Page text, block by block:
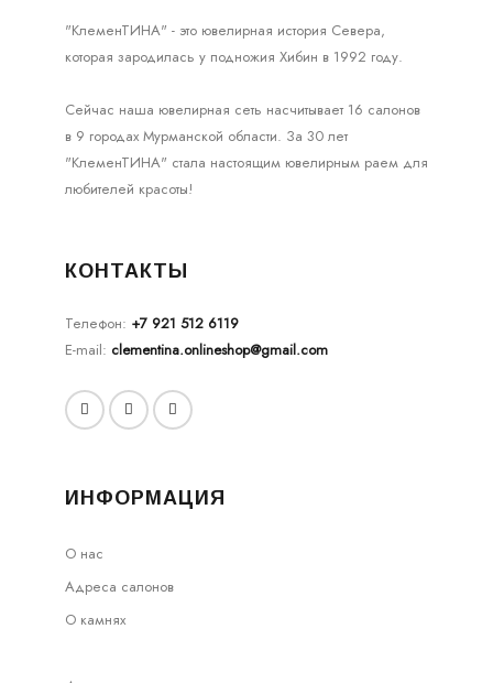
"КлеменТИНА" - это ювелирная история Севера,
которая зародилась у подножия Хибин в 1992 году.
Сейчас наша ювелирная сеть насчитывает 16 салонов
в 9 городах Мурманской области. За 30 лет
"КлеменТИНА" стала настоящим ювелирным раем для
любителей красоты!
КОНТАКТЫ
Телефон: +7 921 512 6119
E-mail: clementina.onlineshop@gmail.com
ИНФОРМАЦИЯ
О нас
Адреса салонов
О камнях